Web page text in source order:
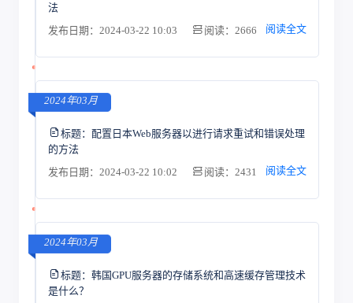
法
发布日期：2024-03-22 10:03
阅读：2666 阅读全文
2024年03月
标题： 配置日本Web服务器以进行请求重试和错误处理
的方法
发布日期：2024-03-22 10:02
阅读：2431 阅读全文
2024年03月
标题： 韩国GPU服务器的存储系统和高速缓存管理技术
是什么？